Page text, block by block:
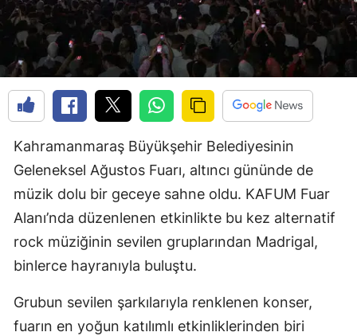
Kahramanmaraş Büyükşehir Belediyesinin
Geleneksel Ağustos Fuarı, altıncı gününde de
müzik dolu bir geceye sahne oldu. KAFUM Fuar
Alanı’nda düzenlenen etkinlikte bu kez alternatif
rock müziğinin sevilen gruplarından Madrigal,
binlerce hayranıyla buluştu.
Grubun sevilen şarkılarıyla renklenen konser,
fuarın en yoğun katılımlı etkinliklerinden biri